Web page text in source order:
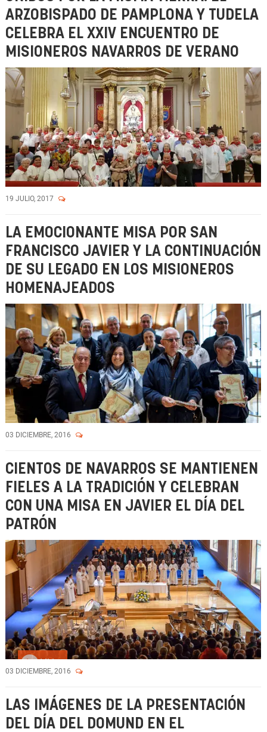
ARZOBISPADO DE PAMPLONA Y TUDELA
CELEBRA EL XXIV ENCUENTRO DE
MISIONEROS NAVARROS DE VERANO
19 JULIO, 2017
LA EMOCIONANTE MISA POR SAN
FRANCISCO JAVIER Y LA CONTINUACIÓN
DE SU LEGADO EN LOS MISIONEROS
HOMENAJEADOS
03 DICIEMBRE, 2016
CIENTOS DE NAVARROS SE MANTIENEN
FIELES A LA TRADICIÓN Y CELEBRAN
CON UNA MISA EN JAVIER EL DÍA DEL
PATRÓN
03 DICIEMBRE, 2016
LAS IMÁGENES DE LA PRESENTACIÓN
DEL DÍA DEL DOMUND EN EL